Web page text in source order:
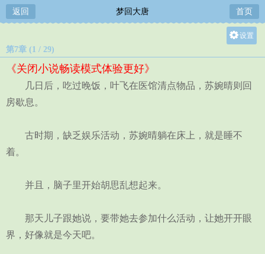
返回 梦回大唐 首页
设置
中
第7章 (1 / 29)
《关闭小说畅读模式体验更好》
几日后，吃过晚饭，叶飞在医馆清点物品，苏婉晴则回
房歇息。
古时期，缺乏娱乐活动，苏婉晴躺在床上，就是睡不
着。
并且，脑子里开始胡思乱想起来。
那天儿子跟她说，要带她去参加什么活动，让她开开眼
界，好像就是今天吧。